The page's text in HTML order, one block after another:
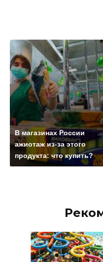
В магазинах России
ажиотаж из-за этого
продукта: что купить?